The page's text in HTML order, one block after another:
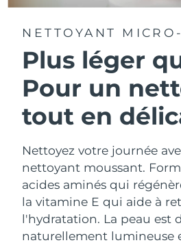
NETTOYANT
Plus léger
Pour un
tout en
Nettoyez votre journée
nettoyant moussant.
acides aminés qui
la vitamine E qui aide à
l'hydratation. La peau est
naturellement lumineuse